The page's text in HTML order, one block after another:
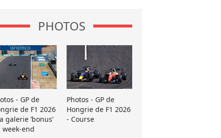
PHOTOS
- GP de
de F1 2026
galerie ’bonus’
week-end
Photos - GP de
Hongrie de F1 2026
- Course